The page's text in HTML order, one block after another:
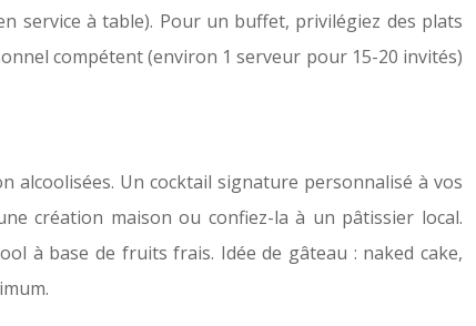
service à table). Pour un buffet, privilégiez des plats
compétent (environ 1 serveur pour 15-20 invités)
alcoolisées. Un cocktail signature personnalisé à vos
création maison ou confiez-la à un pâtissier local.
à base de fruits frais. Idée de gâteau : naked cake,